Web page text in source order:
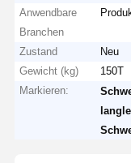
Anwendbare
Branchen
Zustand
Neu
Gewicht (kg)
150T
Markieren: